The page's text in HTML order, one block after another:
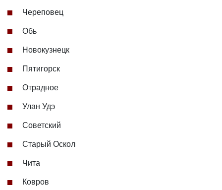
Череповец
Обь
Новокузнецк
Пятигорск
Отрадное
Улан Удэ
Советский
Старый Оскол
Чита
Ковров